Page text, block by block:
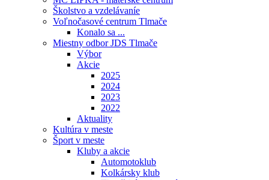
Školstvo a vzdelávaníe
Voľnočasové centrum Tlmače
Konalo sa ...
Miestny odbor JDS Tlmače
Výbor
Akcie
2025
2024
2023
2022
Aktuality
Kultúra v meste
Šport v meste
Kluby a akcie
Automotoklub
Kolkársky klub